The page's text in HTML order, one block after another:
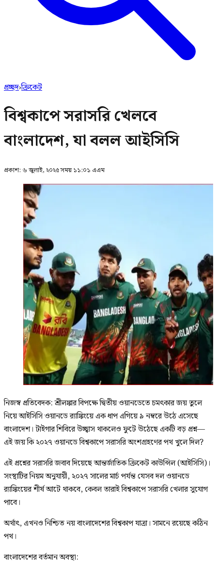
প্রচ্ছদ›ক্রিকেট
বিশ্বকাপে সরাসরি খেলবে
বাংলাদেশ, যা বলল আইসিসি
প্রকাশ: ৬ জুলাই, ২০২৫ সময় ১১:০১ এএম
নিজস্ব প্রতিবেদক: শ্রীলঙ্কার বিপক্ষে দ্বিতীয় ওয়ানডেতে চমৎকার জয় তুলে
নিয়ে আইসিসি ওয়ানডে র‍্যাঙ্কিংয়ে এক ধাপ এগিয়ে ৯ নম্বরে উঠে এসেছে
বাংলাদেশ। টাইগার শিবিরে উচ্ছ্বাস থাকলেও ফুটে উঠেছে একটি বড় প্রশ্ন—
এই জয় কি ২০২৭ ওয়ানডে বিশ্বকাপে সরাসরি অংশগ্রহণের পথ খুলে দিল?
এই প্রশ্নের সরাসরি জবাব দিয়েছে আন্তর্জাতিক ক্রিকেট কাউন্সিল (আইসিসি)।
সংস্থাটির নিয়ম অনুযায়ী, ২০২৭ সালের মার্চ পর্যন্ত যেসব দল ওয়ানডে
র‍্যাঙ্কিংয়ের শীর্ষ আটে থাকবে, কেবল তারাই বিশ্বকাপে সরাসরি খেলার সুযোগ
পাবে।
অর্থাৎ, এখনও নিশ্চিত নয় বাংলাদেশের বিশ্বকাপ যাত্রা। সামনে রয়েছে কঠিন
পথ।
বাংলাদেশের বর্তমান অবস্থা: